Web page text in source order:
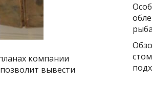
компании
вывести